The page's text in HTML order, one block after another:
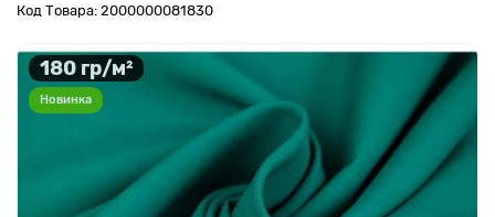
Код Товара: 2000000081830
180 гр/м²
Новинка